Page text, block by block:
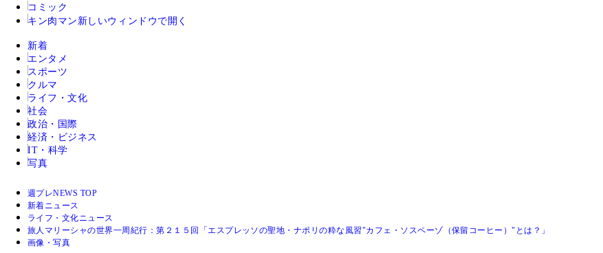
コミック
キン肉マン 新しいウィンドウで開く
新着
エンタメ
スポーツ
クルマ
ライフ・文化
社会
政治・国際
経済・ビジネス
IT・科学
写真
週プレNEWS TOP
新着ニュース
ライフ・文化ニュース
旅人マリーシャの世界一周紀行：第２１５回「エスプレッソの聖地・ナポリの粋な風習"カフェ・ソスペーゾ（保留コーヒー）"とは？」
画像・写真